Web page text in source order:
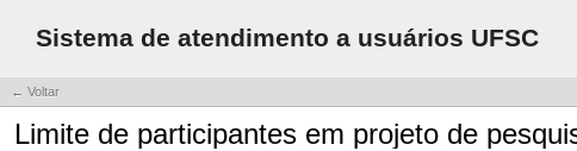
Sistema de atendimento a usuários UFSC
← Voltar
Limite de participantes em projeto de